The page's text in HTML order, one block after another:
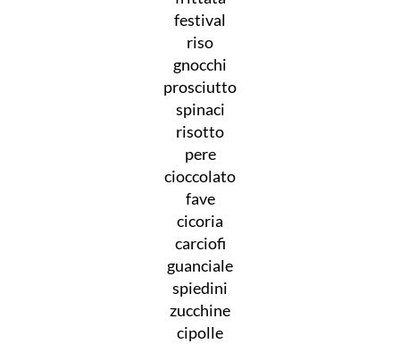
festival
riso
gnocchi
prosciutto
spinaci
risotto
pere
cioccolato
fave
cicoria
carciofi
guanciale
spiedini
zucchine
cipolle